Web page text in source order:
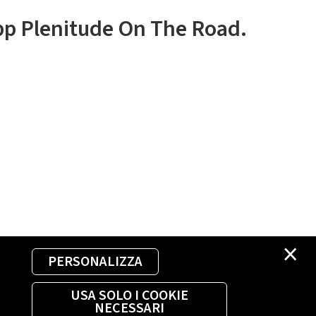
×
PERSONALIZZA
USA SOLO I COOKIE
NECESSARI
Plenitude On The Road.